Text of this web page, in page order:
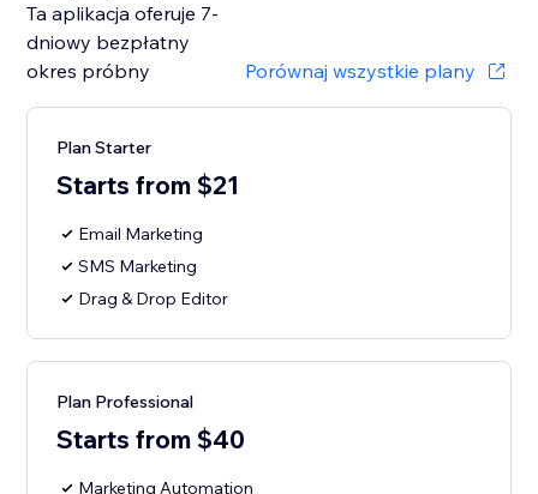
Ta aplikacja oferuje 7-
dniowy bezpłatny
okres próbny
Porównaj wszystkie plany
Plan Starter
Starts from $21
Email Marketing
SMS Marketing
Drag & Drop Editor
Plan Professional
Starts from $40
Marketing Automation